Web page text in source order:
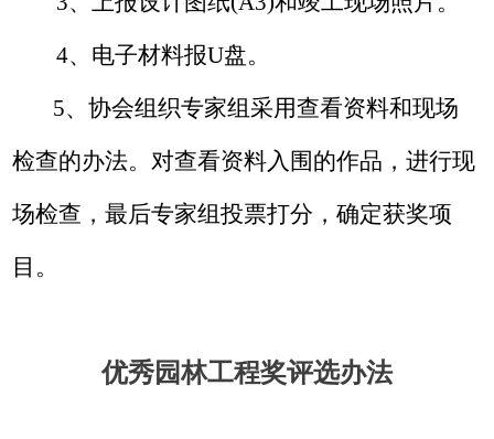
4、电子材料报U盘。
5、协会组织专家组采用查看资料和现场
检查的办法。对查看资料入围的作品，进行现
场检查，最后专家组投票打分，确定获奖项
目。
优秀园林工程奖评选办法